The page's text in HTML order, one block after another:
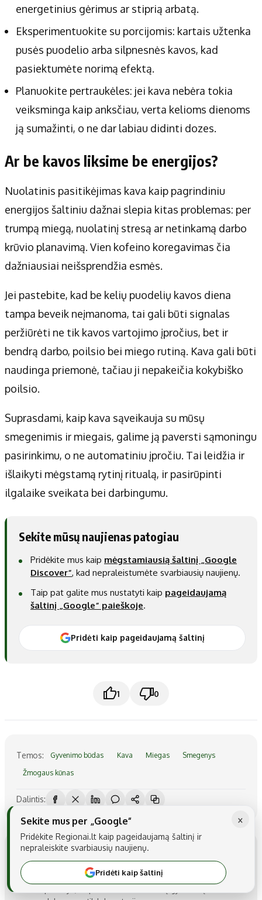
energetinius gėrimus ar stiprią arbatą.
Eksperimentuokite su porcijomis: kartais užtenka
pusės puodelio arba silpnesnės kavos, kad
pasiektumėte norimą efektą.
Planuokite pertraukėles: jei kava nebėra tokia
veiksminga kaip anksčiau, verta kelioms dienoms
ją sumažinti, o ne dar labiau didinti dozes.
Ar be kavos liksime be energijos?
Nuolatinis pasitikėjimas kava kaip pagrindiniu
energijos šaltiniu dažnai slepia kitas problemas: per
trumpą miegą, nuolatinį stresą ar netinkamą darbo
krūvio planavimą. Vien kofeino koregavimas čia
dažniausiai neišsprendžia esmės.
Jei pastebite, kad be kelių puodelių kavos diena
tampa beveik neįmanoma, tai gali būti signalas
peržiūrėti ne tik kavos vartojimo įpročius, bet ir
bendrą darbo, poilsio bei miego rutiną. Kava gali būti
naudinga priemonė, tačiau ji nepakeičia kokybiško
poilsio.
Suprasdami, kaip kava sąveikauja su mūsų
smegenimis ir miegais, galime ją paversti sąmoningu
pasirinkimu, o ne automatiniu įpročiu. Tai leidžia ir
išlaikyti mėgstamą rytinį ritualą, ir pasirūpinti
ilgalaike sveikata bei darbingumu.
Sekite mūsų naujienas patogiau
Pridėkite mus kaip mėgstamiausią šaltinį „Google
Discover“, kad nepraleistumėte svarbiausių naujienų.
Taip pat galite mus nustatyti kaip pageidaujamą
šaltinį „Google“ paieškoje.
Pridėti kaip pageidaujamą šaltinį
1 0
Temos: Gyvenimo būdas Kava Miegas Smegenys
Žmogaus kūnas
Dalintis:
Karolis Balčiūnas
Rašau apie mokslą taip, kad sudėtingos idėjos taptų
suprantamos ir įdomios kiekvienam. Man svarbu
×
Sekite mus per „Google“
Pridėkite Regionai.lt kaip pageidaujamą šaltinį ir
nepraleiskite svarbiausių naujienų.
Pridėti kaip šaltinį